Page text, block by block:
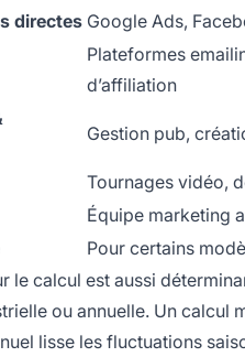
directes Google Ads,
Plateformes
d’affiliation
Gestion pub,
Tournages vidéo,
Équipe marketing
Pour certains
le calcul est aussi
ou annuelle. Un
lisse les fluctuations